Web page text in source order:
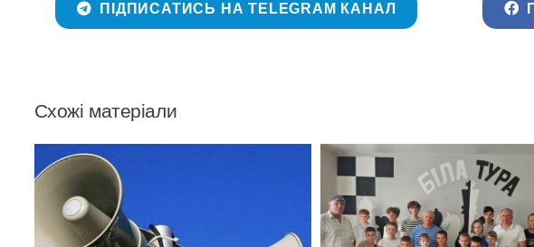
ПІДПИСАТИСЬ НА TELEGRAM КАНАЛ
Схожі матеріали